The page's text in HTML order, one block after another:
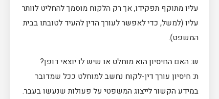
עליו מתוקף תפקידו, אך רק הלקוח מוסמך להחליט לוותר
עליו (למשל, כדי לאפשר לעורך הדין להעיד לטובתו בבית
המשפט).
ש: האם החיסיון הוא מוחלט או שיש לו יוצאי דופן?
ת: חיסיון עורך דין-לקוח נחשב למוחלט ככל שמדובר
במידע הקשור לייצוג המשפטי על פעולות שנעשו בעבר.